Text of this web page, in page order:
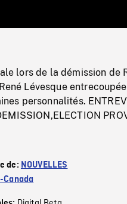
lors de la démission de
Lévesque
personnalités.
de: NOUVELLES
Canada